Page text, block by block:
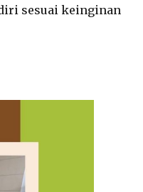
sesuai keinginan